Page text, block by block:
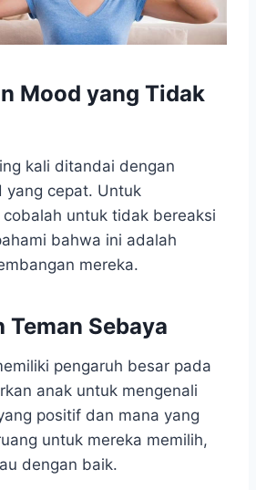
Mood yang Tidak
kali ditandai dengan
yang cepat. Untuk
untuk tidak bereaksi
bahwa ini adalah
mereka.
Teman Sebaya
pengaruh besar pada
anak untuk mengenali
positif dan mana yang
untuk mereka memilih,
dengan baik.